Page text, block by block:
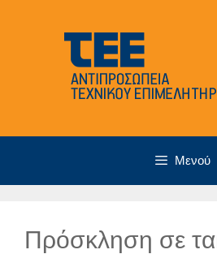
Μενού
Πρόσκληση σε